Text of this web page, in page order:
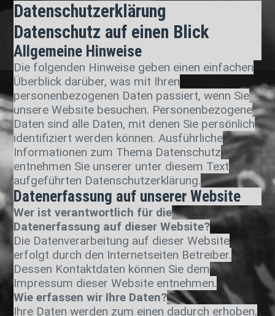
Datenschutzerklärung
Datenschutz auf einen Blick
Allgemeine Hinweise
Die folgenden Hinweise geben einen einfachen
Überblick darüber, was mit Ihren
personenbezogenen Daten passiert, wenn Sie
unsere Website besuchen. Personenbezogene
Daten sind alle Daten, mit denen Sie persönlich
identifiziert werden können. Ausführliche
Informationen zum Thema Datenschutz
entnehmen Sie unserer unter diesem Text
aufgeführten Datenschutzerklärung.
Datenerfassung auf unserer Website
Wer ist verantwortlich für die
Datenerfassung auf dieser Website?
Die Datenverarbeitung auf dieser Website
erfolgt durch den Internetseiten Betreiber.
Dessen Kontaktdaten können Sie dem
Impressum dieser Website entnehmen.
Wie erfassen wir Ihre Daten?
Ihre Daten werden zum einen dadurch erhoben,